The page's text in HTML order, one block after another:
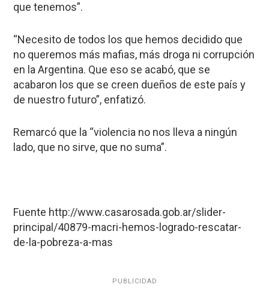
que tenemos”.
“Necesito de todos los que hemos decidido que
no queremos más mafias, más droga ni corrupción
en la Argentina. Que eso se acabó, que se
acabaron los que se creen dueños de este país y
de nuestro futuro”, enfatizó.
Remarcó que la “violencia no nos lleva a ningún
lado, que no sirve, que no suma”.
Fuente http://www.casarosada.gob.ar/slider-
principal/40879-macri-hemos-logrado-rescatar-
de-la-pobreza-a-mas
PUBLICIDAD